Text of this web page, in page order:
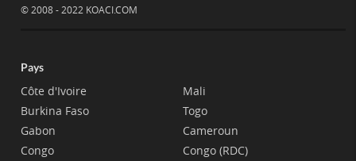
© 2008 - 2022 KOACI.COM
Pays
Côte d'Ivoire
Burkina Faso
Gabon
Congo
Mali
Togo
Cameroun
Congo (RDC)